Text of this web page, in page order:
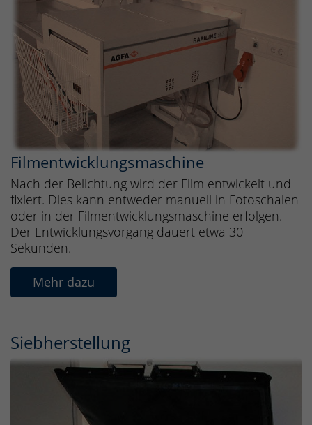
Filmentwicklungsmaschine
Nach der Belichtung wird der Film entwickelt und
fixiert. Dies kann entweder manuell in Fotoschalen
oder in der Filmentwicklungsmaschine erfolgen.
Der Entwicklungsvorgang dauert etwa 30
Sekunden.
Mehr dazu
Siebherstellung